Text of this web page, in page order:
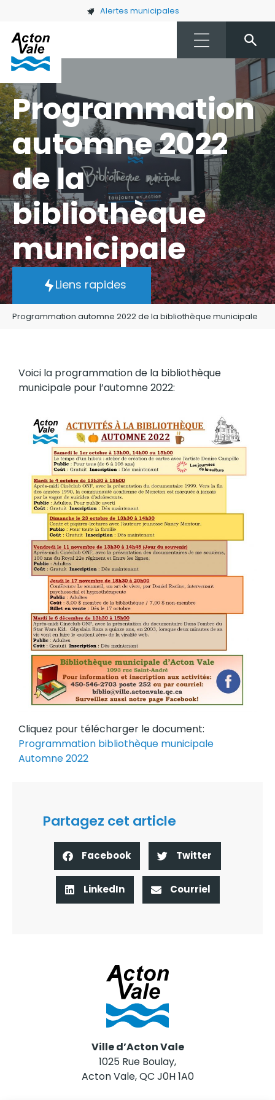
Skip to main content Alertes municipales
Programmation
automne 2022
de la
bibliothèque
municipale
Liens rapides
Programmation automne 2022 de la bibliothèque municipale
Voici la programmation de la bibliothèque
municipale pour l’automne 2022:
Cliquez pour télécharger le document:
Programmation bibliothèque municipale
Automne 2022
Partagez cet article
Facebook Twitter
LinkedIn Courriel
Ville d’Acton Vale
1025 Rue Boulay,
Acton Vale, QC J0H 1A0